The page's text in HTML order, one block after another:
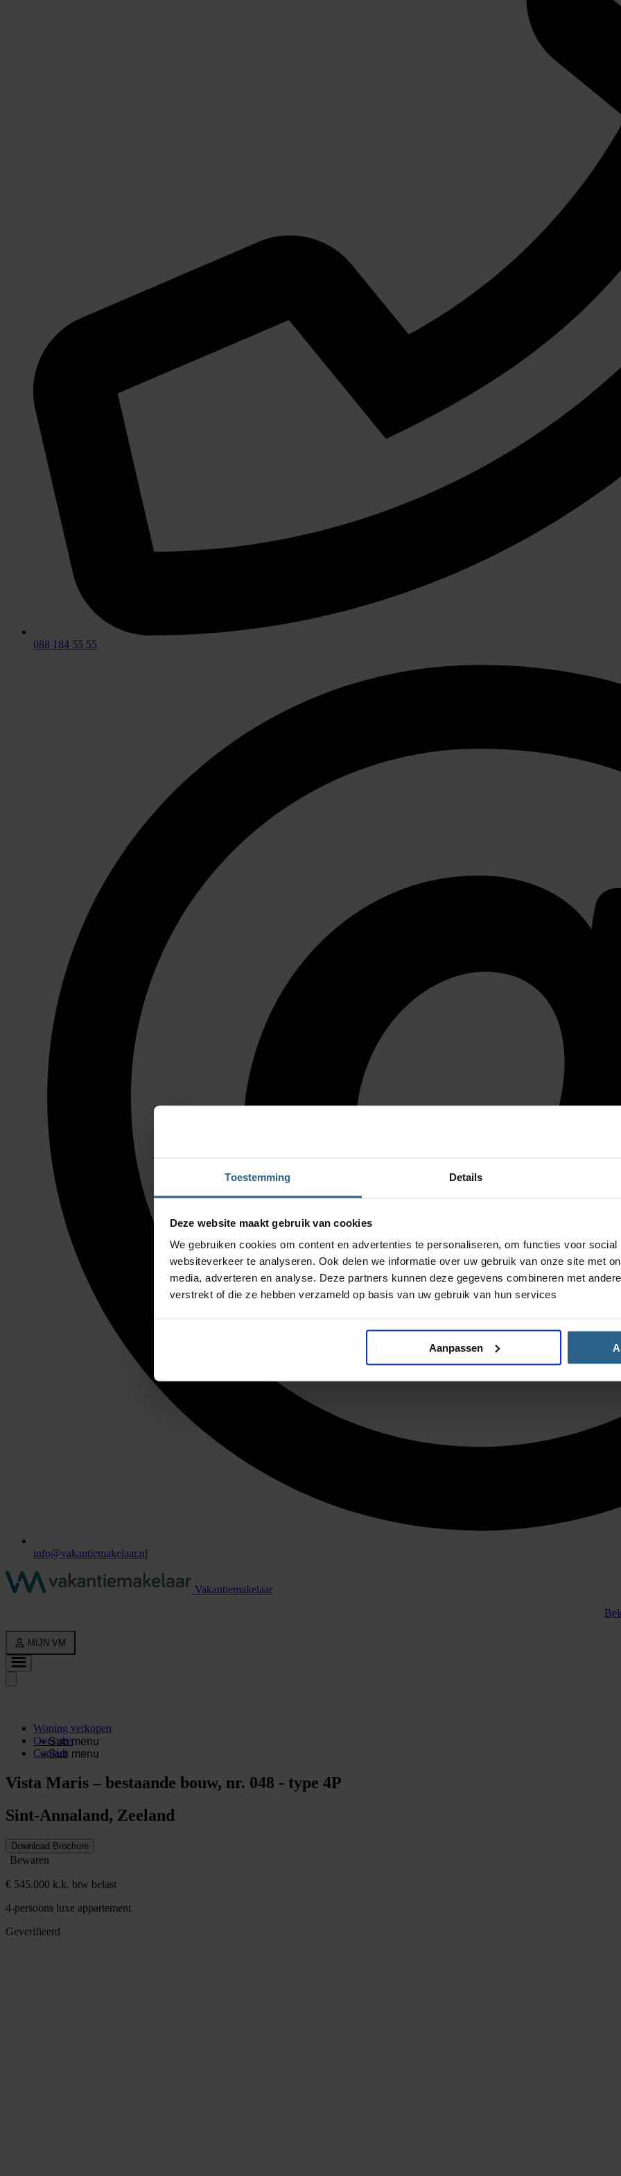
Toestemming Details
Deze website maakt gebruik van cookies
We gebruiken cookies om content en advertenties te personaliseren, om functies voor
websiteverkeer te analyseren. Ook delen we informatie over uw gebruik van onze site met
media, adverteren en analyse. Deze partners kunnen deze gegevens combineren met
verstrekt of die ze hebben verzameld op basis van uw gebruik van hun services
Aanpassen
088 184 55 55
info@vakantiemakelaar.nl
Vakantiemakelaar
MIJN VM
Woning verkopen
Sub menu
Over ons
Sub menu
Contact
Vista Maris – bestaande bouw, nr. 048 - type 4P
Sint-Annaland, Zeeland
Download Brochure
Bewaren
€ 545.000 k.k. btw belast
4-persoons luxe appartement
Geverifieerd